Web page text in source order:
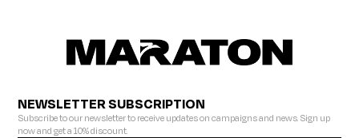
NEWSLETTER SUBSCRIPTION
Subscribe to our newsletter to receive updates on campaigns and news. Sign up
now and get a 10% discount.